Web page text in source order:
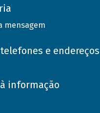
mensagem
e endereços
informação